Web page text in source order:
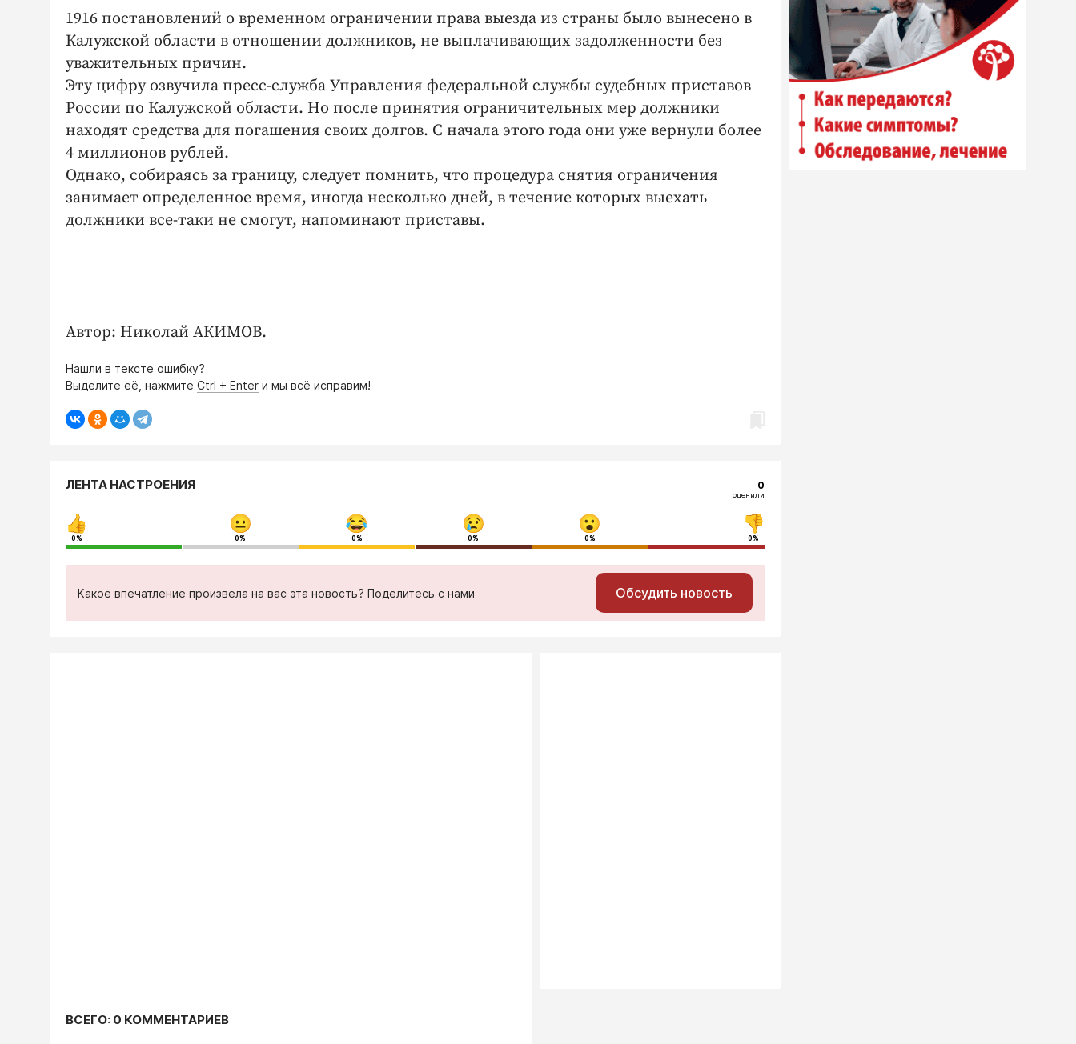
1916 постановлений о временном ограничении права выезда из страны было вынесено в
Калужской области в отношении должников, не выплачивающих задолженности без
уважительных причин.
Эту цифру озвучила пресс-служба Управления федеральной службы судебных приставов
России по Калужской области. Но после принятия ограничительных мер должники
находят средства для погашения своих долгов. С начала этого года они уже вернули более
4 миллионов рублей.
Однако, собираясь за границу, следует помнить, что процедура снятия ограничения
занимает определенное время, иногда несколько дней, в течение которых выехать
должники все-таки не смогут, напоминают приставы.
Автор: Николай АКИМОВ.
Нашли в тексте ошибку?
Выделите её, нажмите Ctrl + Enter и мы всё исправим!
ЛЕНТА НАСТРОЕНИЯ 0
оценили
0% 0% 0% 0% 0% 0%
Какое впечатление произвела на вас эта новость? Поделитесь с нами Обсудить новость
ВСЕГО: 0 КОММЕНТАРИЕВ